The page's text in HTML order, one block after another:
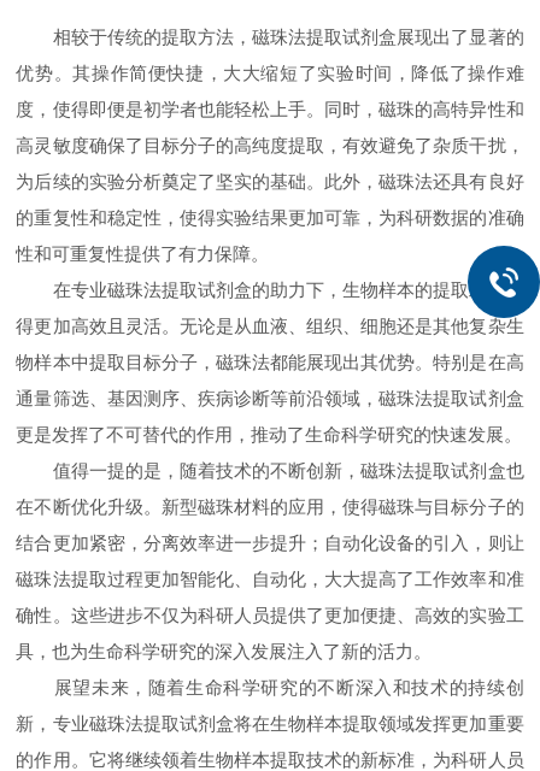
相较于传统的提取方法，磁珠法提取试剂盒展现出了显著的
优势。其操作简便快捷，大大缩短了实验时间，降低了操作难
度，使得即便是初学者也能轻松上手。同时，磁珠的高特异性和
高灵敏度确保了目标分子的高纯度提取，有效避免了杂质干扰，
为后续的实验分析奠定了坚实的基础。此外，磁珠法还具有良好
的重复性和稳定性，使得实验结果更加可靠，为科研数据的准确
性和可重复性提供了有力保障。
在专业磁珠法提取试剂盒的助力下，生物样本的提取工作变
得更加高效且灵活。无论是从血液、组织、细胞还是其他复杂生
物样本中提取目标分子，磁珠法都能展现出其优势。特别是在高
通量筛选、基因测序、疾病诊断等前沿领域，磁珠法提取试剂盒
更是发挥了不可替代的作用，推动了生命科学研究的快速发展。
值得一提的是，随着技术的不断创新，磁珠法提取试剂盒也
在不断优化升级。新型磁珠材料的应用，使得磁珠与目标分子的
结合更加紧密，分离效率进一步提升；自动化设备的引入，则让
磁珠法提取过程更加智能化、自动化，大大提高了工作效率和准
确性。这些进步不仅为科研人员提供了更加便捷、高效的实验工
具，也为生命科学研究的深入发展注入了新的活力。
展望未来，随着生命科学研究的不断深入和技术的持续创
新，专业磁珠法提取试剂盒将在生物样本提取领域发挥更加重要
的作用。它将继续领着生物样本提取技术的新标准，为科研人员